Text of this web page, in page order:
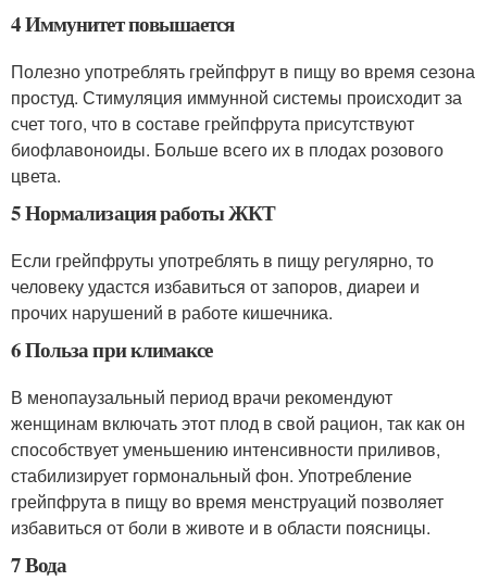
4 Иммунитет повышается
Полезно употреблять грейпфрут в пищу во время сезона
простуд. Стимуляция иммунной системы происходит за
счет того, что в составе грейпфрута присутствуют
биофлавоноиды. Больше всего их в плодах розового
цвета.
5 Нормализация работы ЖКТ
Если грейпфруты употреблять в пищу регулярно, то
человеку удастся избавиться от запоров, диареи и
прочих нарушений в работе кишечника.
6 Польза при климаксе
В менопаузальный период врачи рекомендуют
женщинам включать этот плод в свой рацион, так как он
способствует уменьшению интенсивности приливов,
стабилизирует гормональный фон. Употребление
грейпфрута в пищу во время менструаций позволяет
избавиться от боли в животе и в области поясницы.
7 Вода